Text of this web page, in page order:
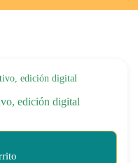
edición digital